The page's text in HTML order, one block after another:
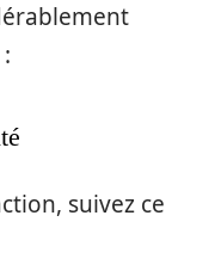
suivez ce